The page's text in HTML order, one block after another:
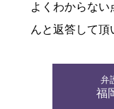
よくわからない
んと返答して頂
弁
福